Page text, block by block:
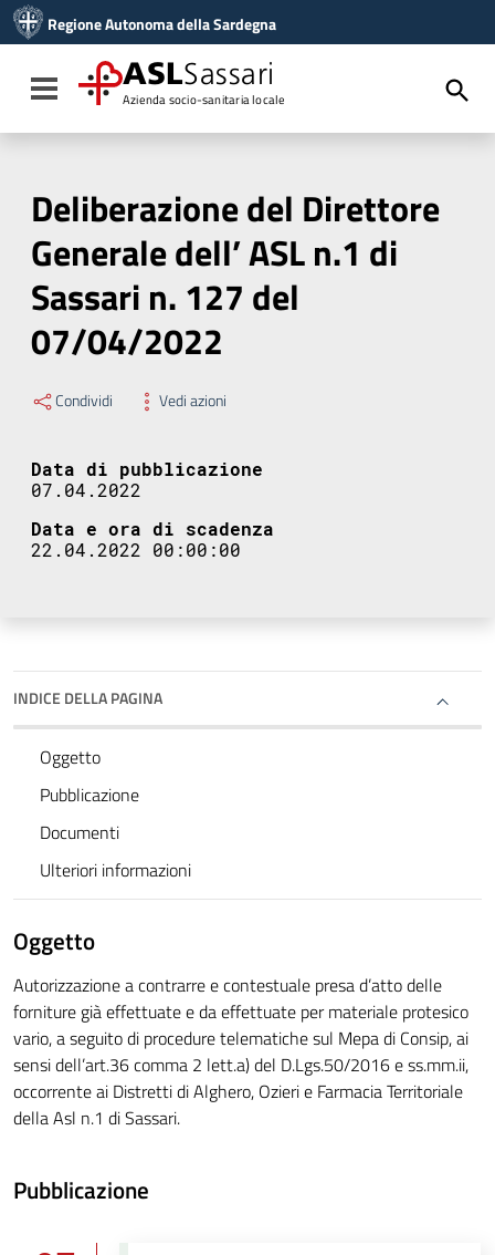
Vai al menu di navigazione
Vai al footer
Regione Autonoma della Sardegna
Toggle navigation
ASLSassari
Azienda socio-sanitaria locale
Deliberazione del Direttore
Generale dell’ ASL n.1 di
Sassari n. 127 del
07/04/2022
Condividi Vedi azioni
Data di pubblicazione
07.04.2022
Data e ora di scadenza
22.04.2022 00:00:00
INDICE DELLA PAGINA
Oggetto
Pubblicazione
Documenti
Ulteriori informazioni
Oggetto
Autorizzazione a contrarre e contestuale presa d’atto delle
forniture già effettuate e da effettuate per materiale protesico
vario, a seguito di procedure telematiche sul Mepa di Consip, ai
sensi dell’art.36 comma 2 lett.a) del D.Lgs.50/2016 e ss.mm.ii,
occorrente ai Distretti di Alghero, Ozieri e Farmacia Territoriale
della Asl n.1 di Sassari.
Pubblicazione